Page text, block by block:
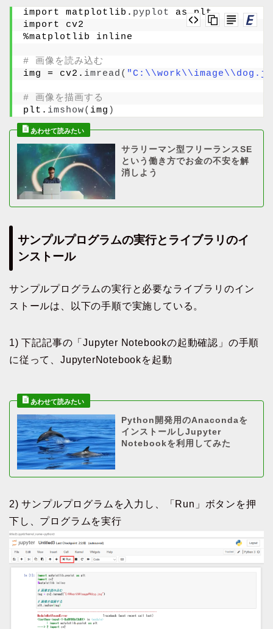
import matplotlib. pyplot
as plt
import cv2
%matplotlib inline
# 画像を読み込む
img = cv2. imread (
# 画像を描画する
plt. imshow( img )
サラリーマン型フリーランスSE
という働き方でお金の不安を解
消しよう
サンプルプログラムの実行とライブラリのイ
ンストール
サンプルプログラムの実行と必要なライブラリのイン
ストールは、以下の手順で実施している。
1) 下記記事の「Jupyter Notebookの起動確認」の手順
に従って、JupyterNotebookを起動
Python開発用のAnacondaを
インストールしJupyter
Notebookを利用してみた
2) サンプルプログラムを入力し、「Run」ボタンを押
下し、プログラムを実行